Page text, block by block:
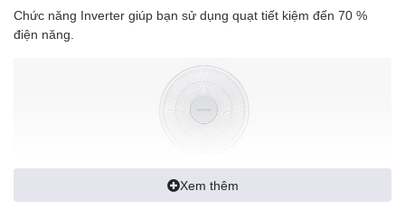
Chức năng Inverter giúp bạn sử dụng quạt tiết kiệm đến 70 %
điện năng.
Xem thêm